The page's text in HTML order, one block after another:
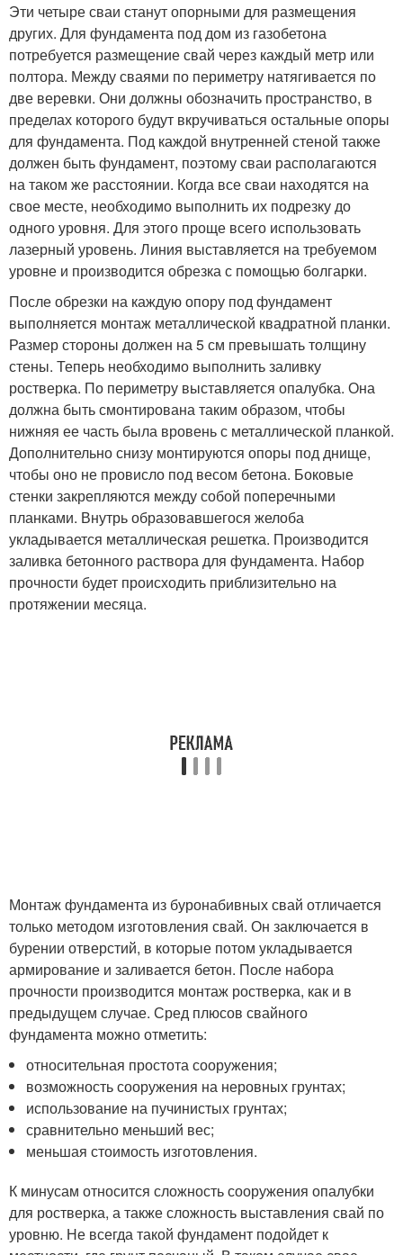
Эти четыре сваи станут опорными для размещения
других. Для фундамента под дом из газобетона
потребуется размещение свай через каждый метр или
полтора. Между сваями по периметру натягивается по
две веревки. Они должны обозначить пространство, в
пределах которого будут вкручиваться остальные опоры
для фундамента. Под каждой внутренней стеной также
должен быть фундамент, поэтому сваи располагаются
на таком же расстоянии. Когда все сваи находятся на
свое месте, необходимо выполнить их подрезку до
одного уровня. Для этого проще всего использовать
лазерный уровень. Линия выставляется на требуемом
уровне и производится обрезка с помощью болгарки.
После обрезки на каждую опору под фундамент
выполняется монтаж металлической квадратной планки.
Размер стороны должен на 5 см превышать толщину
стены. Теперь необходимо выполнить заливку
ростверка. По периметру выставляется опалубка. Она
должна быть смонтирована таким образом, чтобы
нижняя ее часть была вровень с металлической планкой.
Дополнительно снизу монтируются опоры под днище,
чтобы оно не провисло под весом бетона. Боковые
стенки закрепляются между собой поперечными
планками. Внутрь образовавшегося желоба
укладывается металлическая решетка. Производится
заливка бетонного раствора для фундамента. Набор
прочности будет происходить приблизительно на
протяжении месяца.
Монтаж фундамента из буронабивных свай отличается
только методом изготовления свай. Он заключается в
бурении отверстий, в которые потом укладывается
армирование и заливается бетон. После набора
прочности производится монтаж ростверка, как и в
предыдущем случае. Сред плюсов свайного
фундамента можно отметить:
относительная простота сооружения;
возможность сооружения на неровных грунтах;
использование на пучинистых грунтах;
сравнительно меньший вес;
меньшая стоимость изготовления.
К минусам относится сложность сооружения опалубки
для ростверка, а также сложность выставления свай по
уровню. Не всегда такой фундамент подойдет к